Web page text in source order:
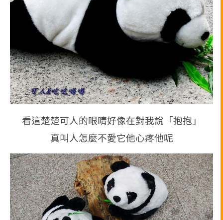
看這楚楚可人的眼睛好像在對我說「抱抱」
真叫人怎麼不愛它他心疼他呢